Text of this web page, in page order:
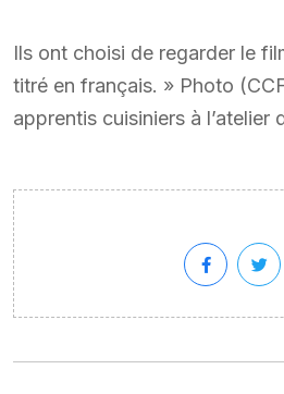
Ils ont choisi de regarder le
titré en français. » Photo
apprentis cuisiniers à l’atelier